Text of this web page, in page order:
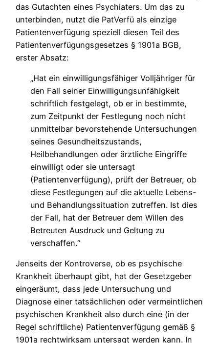
das Gutachten eines Psychiaters. Um das zu
unterbinden, nutzt die PatVerfü als einzige
Patientenverfügung speziell diesen Teil des
Patientenverfügungsgesetzes § 1901a BGB,
erster Absatz:
„Hat ein einwilligungsfähiger Volljähriger für
den Fall seiner Einwilligungsunfähigkeit
schriftlich festgelegt, ob er in bestimmte,
zum Zeitpunkt der Festlegung noch nicht
unmittelbar bevorstehende Untersuchungen
seines Gesundheitszustands,
Heilbehandlungen oder ärztliche Eingriffe
einwilligt oder sie untersagt
(Patientenverfügung), prüft der Betreuer, ob
diese Festlegungen auf die aktuelle Lebens-
und Behandlungssituation zutreffen. Ist dies
der Fall, hat der Betreuer dem Willen des
Betreuten Ausdruck und Geltung zu
verschaffen.“
Jenseits der Kontroverse, ob es psychische
Krankheit überhaupt gibt, hat der Gesetzgeber
eingeräumt, dass jede Untersuchung und
Diagnose einer tatsächlichen oder vermeintlichen
psychischen Krankheit also durch eine (in der
Regel schriftliche) Patientenverfügung gemäß §
1901a rechtwirksam untersagt werden kann. In